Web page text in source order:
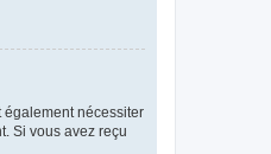
également nécessiter
Si vous avez reçu